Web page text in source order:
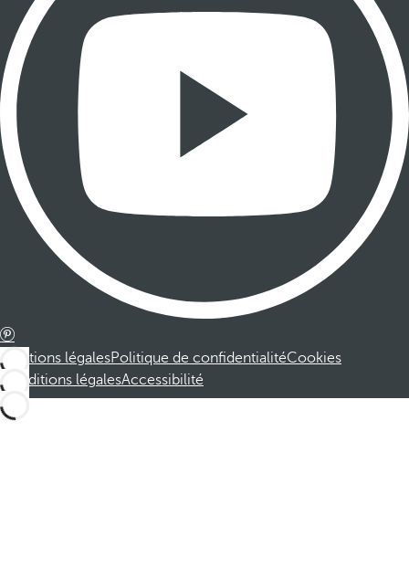
Mentions légalesPolitique de confidentialitéCookies
Conditions légalesAccessibilité